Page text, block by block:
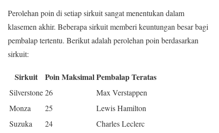
Perolehan poin di setiap sirkuit sangat menentukan dalam
klasemen akhir. Beberapa sirkuit memberi keuntungan besar bagi
pembalap tertentu. Berikut adalah perolehan poin berdasarkan
sirkuit:
Sirkuit Poin MaksimalPembalap Teratas
Silverstone26
Max Verstappen
Monza
25
Lewis Hamilton
Suzuka
24
Charles Leclerc